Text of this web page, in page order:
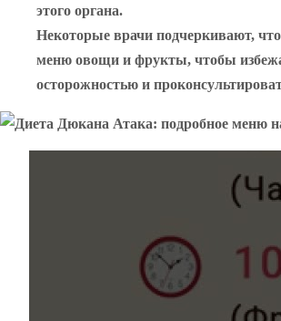
этого органа.
Некоторые врачи подчеркивают,
меню овощи и фрукты, чтобы
осторожностью и